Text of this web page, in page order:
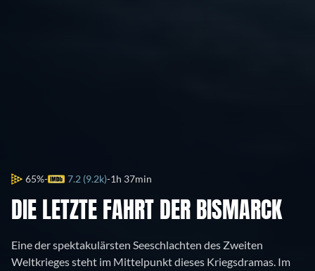
65% 7.2 (9.2k) 1h 37min
DIE LETZTE FAHRT DER BISMARCK
Eine der spektakulärsten Seeschlachten des Zweiten
Weltkrieges steht im Mittelpunkt dieses Kriegsdramas. Im